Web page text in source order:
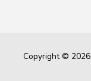
Copyright © 2026